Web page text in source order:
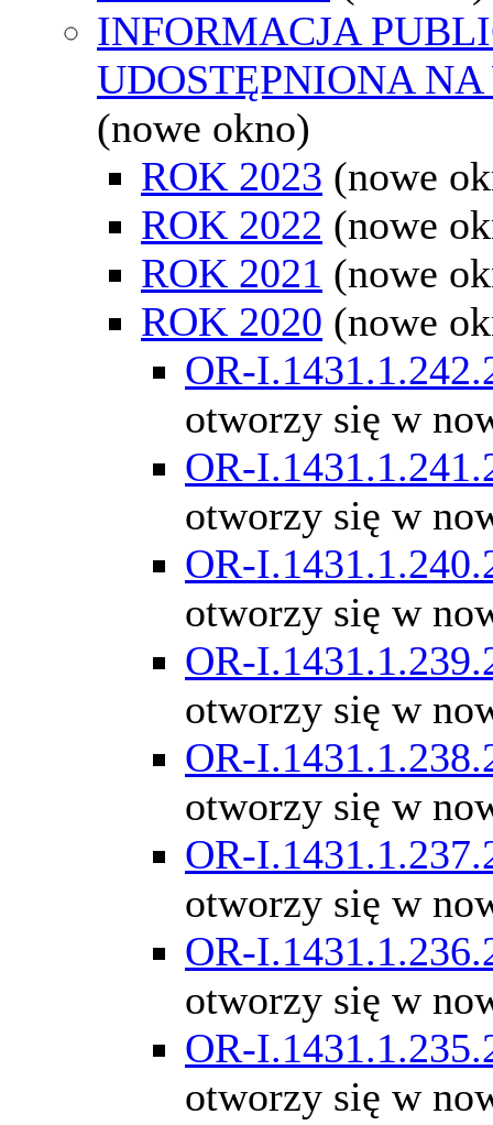
INFORMACJA
UDOSTĘPNIONA
(nowe okno)
ROK 2023 (nowe
ROK 2022 (nowe
ROK 2021 (nowe
ROK 2020 (nowe
OR-
otworzy się w
OR-
otworzy się w
OR-
otworzy się w
OR-
otworzy się w
OR-
otworzy się w
OR-
otworzy się w
OR-
otworzy się w
OR-
otworzy się w